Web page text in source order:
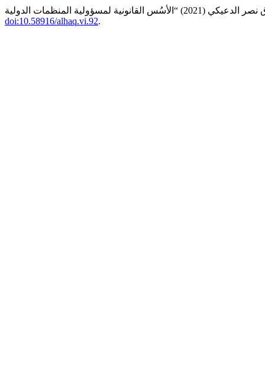
doi:10.58916/alhaq.vi.92.